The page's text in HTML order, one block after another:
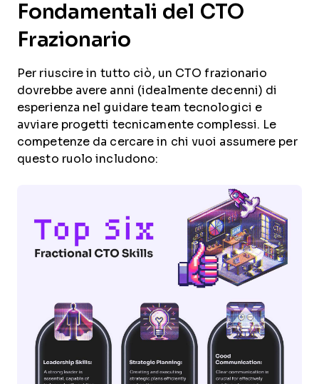
Fondamentali del CTO
Frazionario
Per riuscire in tutto ciò, un CTO frazionario
dovrebbe avere anni (idealmente decenni) di
esperienza nel guidare team tecnologici e
avviare progetti tecnicamente complessi. Le
competenze da cercare in chi vuoi assumere per
questo ruolo includono: